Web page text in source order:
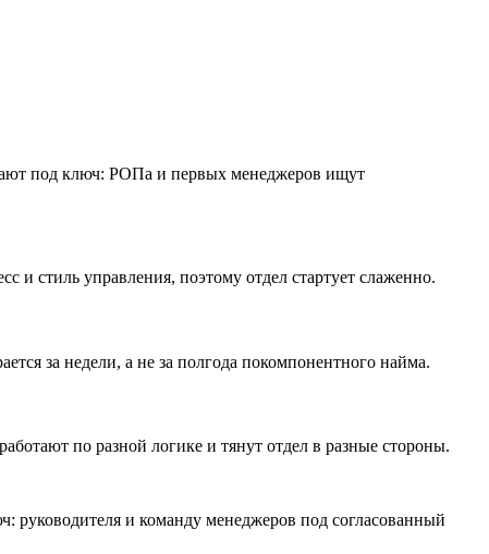
под ключ: РОПа и первых менеджеров ищут
и стиль управления, поэтому отдел стартует слаженно.
за недели, а не за полгода покомпонентного найма.
по разной логике и тянут отдел в разные стороны.
руководителя и команду менеджеров под согласованный